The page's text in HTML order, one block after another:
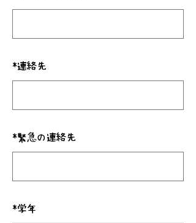
*連絡先
*緊急の連絡先
*学年